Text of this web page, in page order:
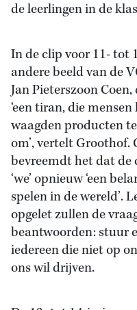
de leerlingen in de
In de clip voor 11- tot
andere beeld van de
Jan Pieterszoon
‘een tiran, die
waagden producten
om’, vertelt Groothof.
bevreemdt het dat de
‘we’ opnieuw ‘een
spelen in de wereld’.
opgelet zullen de
beantwoorden: stuur
iedereen die niet op
ons wil drijven.